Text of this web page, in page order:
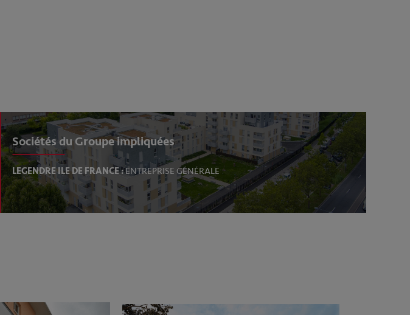
Sociétés du Groupe impliquées
LEGENDRE ILE DE FRANCE :ENTREPRISE GÉNÉRALE